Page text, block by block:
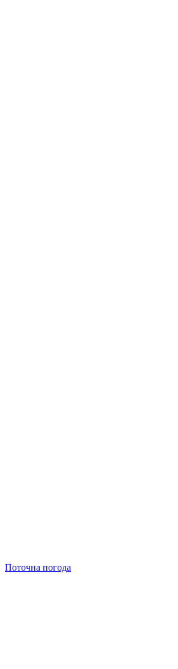
Поточна погода